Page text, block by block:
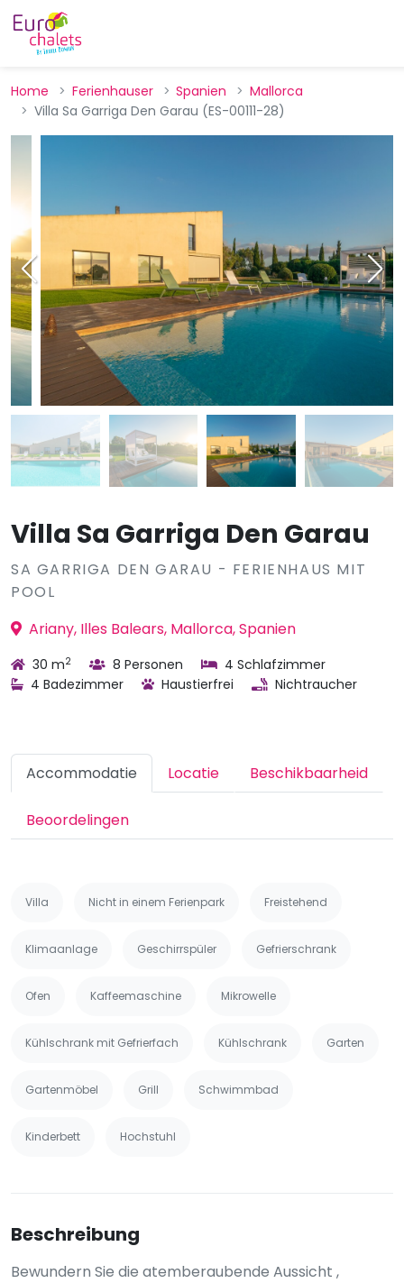
Home Ferienhauser Spanien
Mallorca
Villa Sa Garriga Den Garau (ES-00111-28)
Villa Sa Garriga Den Garau
SA GARRIGA DEN GARAU - FERIENHAUS MIT
POOL
Ariany, Illes Balears, Mallorca, Spanien
30 m2 8 Personen
4 Schlafzimmer
4 Badezimmer
Haustierfrei Nichtraucher
Accommodatie Locatie Beschikbaarheid
Beoordelingen
Villa Nicht in einem Ferienpark Freistehend
Klimaanlage Geschirrspüler Gefrierschrank
Ofen Kaffeemaschine Mikrowelle
Kühlschrank mit Gefrierfach Kühlschrank Garten
Gartenmöbel Grill Schwimmbad
Kinderbett Hochstuhl
Beschreibung
Bewundern Sie die atemberaubende Aussicht ,